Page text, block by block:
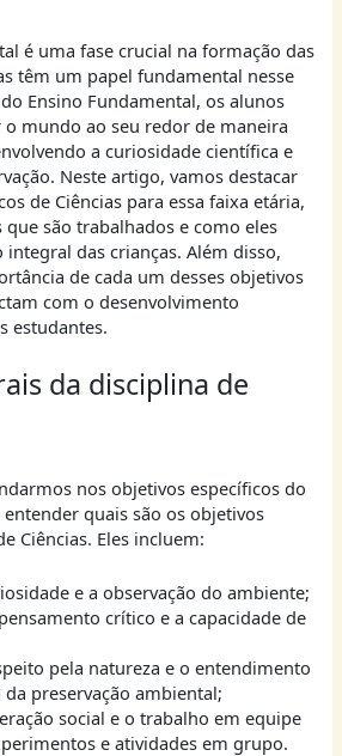
é uma fase crucial na formação das
têm um papel fundamental nesse
Ensino Fundamental, os alunos
mundo ao seu redor de maneira
a curiosidade científica e
Neste artigo, vamos destacar
de Ciências para essa faixa etária,
são trabalhados e como eles
das crianças. Além disso,
de cada um desses objetivos
com o desenvolvimento
estudantes.
da disciplina de
nos objetivos específicos do
quais são os objetivos
Ciências. Eles incluem:
e a observação do ambiente;
crítico e a capacidade de
pela natureza e o entendimento
preservação ambiental;
social e o trabalho em equipe
e atividades em grupo.